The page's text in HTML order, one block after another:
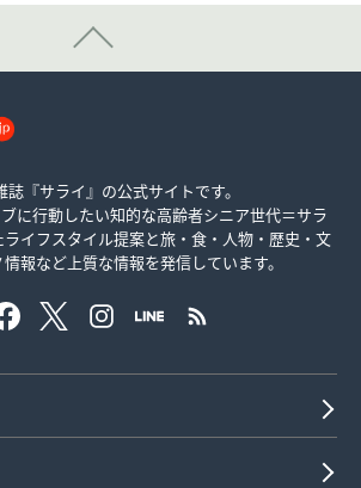
『サライ』の公式サイトです。
に行動したい知的な高齢者シニア世代＝サラ
イフスタイル提案と旅・食・人物・歴史・文
報など上質な情報を発信しています。